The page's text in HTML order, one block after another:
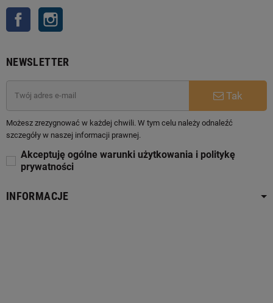
Facebook
NEWSLETTER
Tak
Możesz zrezygnować w każdej chwili. W tym celu należy odnaleźć
szczegóły w naszej informacji prawnej.
Akceptuję ogólne warunki użytkowania i politykę
prywatności
INFORMACJE